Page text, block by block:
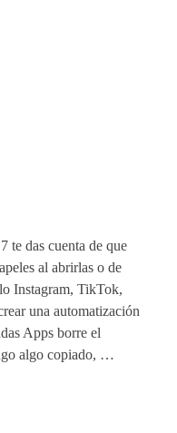
te das cuenta de que
al abrirlas o de
Instagram, TikTok,
una automatización
Apps borre el
algo copiado, …